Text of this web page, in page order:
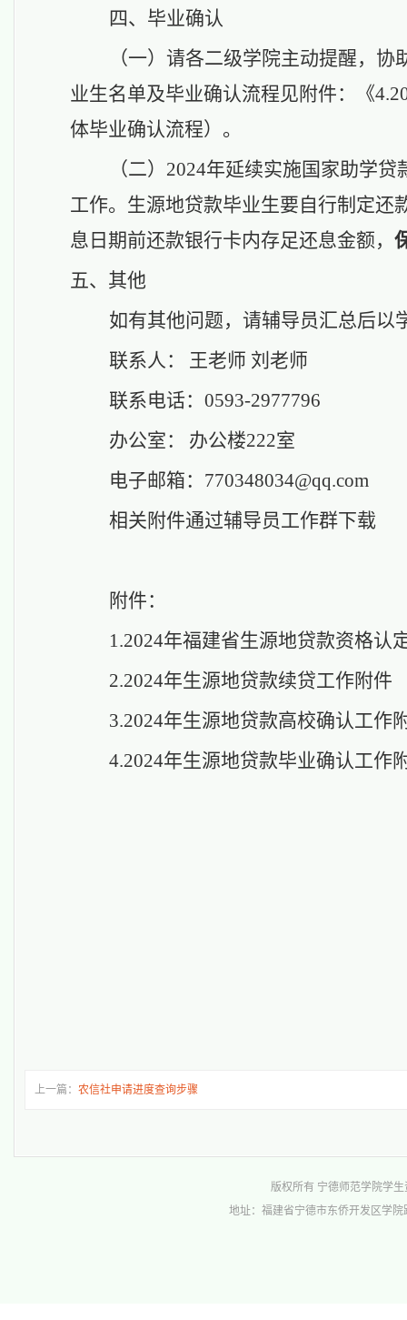
四、毕业确认
（一） 请各二级学院主动提醒，协
业生名单及毕业确认流程见附件：《
体毕业确认流程）。
（二） 2024年延续实施国家助学贷
工作。 生源地贷款毕业生要自行制定还
息日期前还款银行卡内存足还息金额，
五、其他
如有其他问题，请辅导员汇总后以
联系人：
王老师 刘老师
联系电话： 0593-2977796
办公室：
办公楼222室
电子邮箱： 770348034@qq.com
相关附件通过辅导员工作群下载
附件：
1.2024年福建省生源地贷款资格认
2.2024年生源地贷款续贷工作附件
3.2024年生源地贷款高校确认工作
4.2024年生源地贷款毕业确认工作
上一篇： 农信社申请进度查询步骤
版权所有 宁德师范学院学生
地址：福建省宁德市东侨开发区学院